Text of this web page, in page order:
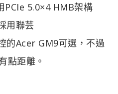
PCIe 5.0×4 HMB架構
用聯芸
的Acer GM9可選，不過
點距離。